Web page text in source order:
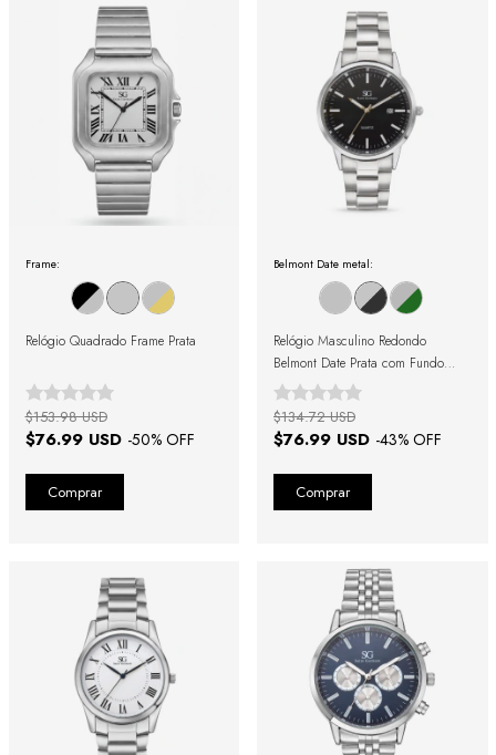
Frame:
Relógio Quadrado Frame Prata
$76.99 USD -50% OFF
$153.98 USD
Belmont Date metal:
Relógio Masculino Redondo
Belmont Date Prata com Fundo
Preto
$76.99 USD -43% OFF
$134.72 USD